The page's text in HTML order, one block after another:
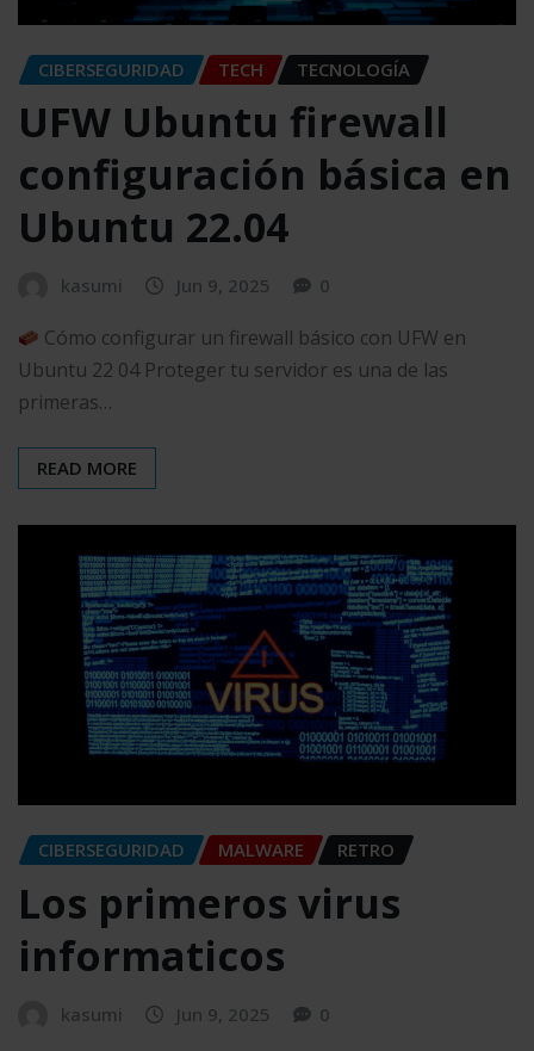
CIBERSEGURIDAD TECH TECNOLOGÍA
UFW Ubuntu firewall
configuración básica en
Ubuntu 22.04
kasumi Jun 9, 2025 0
Cómo configurar un firewall básico con UFW en
Ubuntu 22 04 Proteger tu servidor es una de las
primeras…
READ MORE
CIBERSEGURIDAD MALWARE RETRO
Los primeros virus
informaticos
kasumi Jun 9, 2025 0